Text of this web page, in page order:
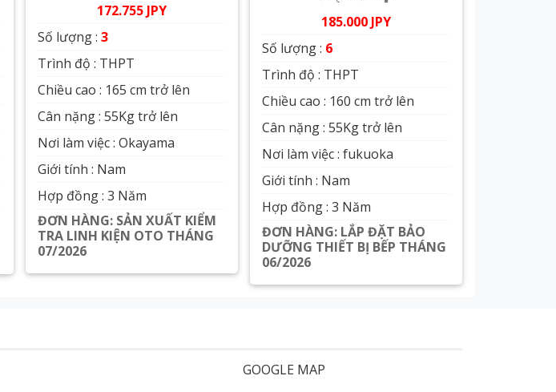
172.755 JPY
Số lượng : 3
Trình độ : THPT
Chiều cao : 165 cm trở lên
Cân nặng : 55Kg trở lên
Nơi làm việc : Okayama
Giới tính : Nam
Hợp đồng : 3 Năm
ĐƠN HÀNG: SẢN XUẤT KIỂM
TRA LINH KIỆN OTO THÁNG
07/2026
Xem chi tiết
185.000 JPY
Số lượng : 6
Trình độ : THPT
Chiều cao : 160 cm trở lên
Cân nặng : 55Kg trở lên
Nơi làm việc : fukuoka
Giới tính : Nam
Hợp đồng : 3 Năm
ĐƠN HÀNG: LẮP ĐẶT BẢO
DƯỠNG THIẾT BỊ BẾP THÁNG
06/2026
Xem chi tiết
GOOGLE MAP